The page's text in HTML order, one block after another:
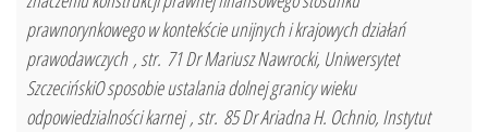
prawnorynkowego w kontekście unijnych i krajowych działań
prawodawczych , str. 71 Dr Mariusz Nawrocki, Uniwersytet
SzczecińskiO sposobie ustalania dolnej granicy wieku
odpowiedzialności karnej , str. 85 Dr Ariadna H. Ochnio, Instytut